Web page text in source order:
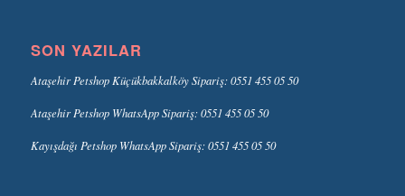
SON YAZILAR
Ataşehir Petshop Küçükbakkalköy Sipariş: 0551 455 05 50
Ataşehir Petshop WhatsApp Sipariş: 0551 455 05 50
Kayışdağı Petshop WhatsApp Sipariş: 0551 455 05 50